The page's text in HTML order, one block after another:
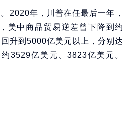
2020年，川普在任最后一年，
美中商品贸易逆差曾下降到约
升到5000亿美元以上，分别达
3529亿美元、3823亿美元。